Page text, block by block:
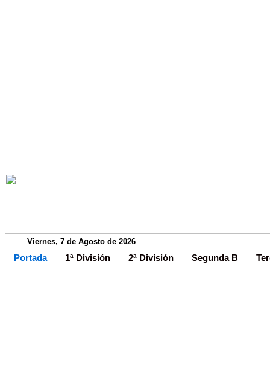
Viernes, 7 de Agosto de 2026
Portada 1ª División 2ª División Segunda B